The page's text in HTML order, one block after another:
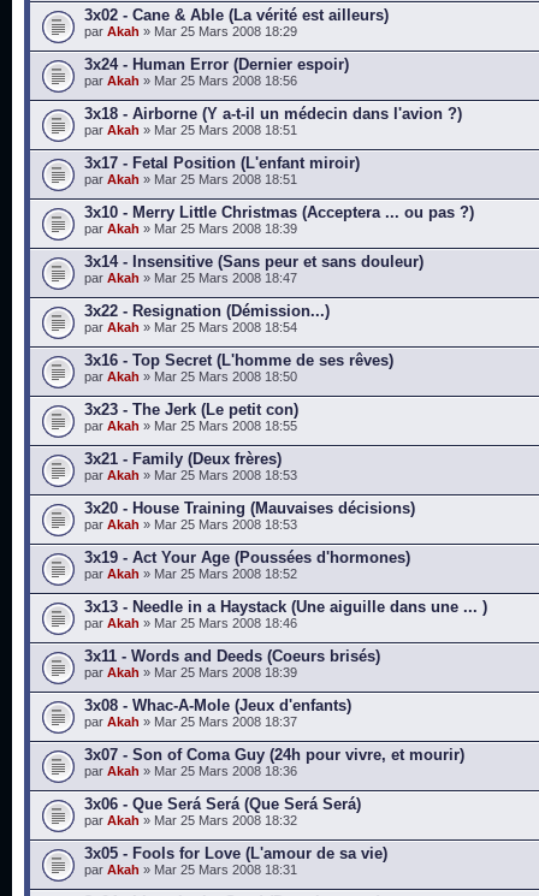
3x02 - Cane & Able (La vérité est ailleurs)
par Akah » Mar 25 Mars 2008 18:29
3x24 - Human Error (Dernier espoir)
par Akah » Mar 25 Mars 2008 18:56
3x18 - Airborne (Y a-t-il un médecin dans l'avion ?)
par Akah » Mar 25 Mars 2008 18:51
3x17 - Fetal Position (L'enfant miroir)
par Akah » Mar 25 Mars 2008 18:51
3x10 - Merry Little Christmas (Acceptera ... ou pas ?)
par Akah » Mar 25 Mars 2008 18:39
3x14 - Insensitive (Sans peur et sans douleur)
par Akah » Mar 25 Mars 2008 18:47
3x22 - Resignation (Démission...)
par Akah » Mar 25 Mars 2008 18:54
3x16 - Top Secret (L'homme de ses rêves)
par Akah » Mar 25 Mars 2008 18:50
3x23 - The Jerk (Le petit con)
par Akah » Mar 25 Mars 2008 18:55
3x21 - Family (Deux frères)
par Akah » Mar 25 Mars 2008 18:53
3x20 - House Training (Mauvaises décisions)
par Akah » Mar 25 Mars 2008 18:53
3x19 - Act Your Age (Poussées d'hormones)
par Akah » Mar 25 Mars 2008 18:52
3x13 - Needle in a Haystack (Une aiguille dans une ... )
par Akah » Mar 25 Mars 2008 18:46
3x11 - Words and Deeds (Coeurs brisés)
par Akah » Mar 25 Mars 2008 18:39
3x08 - Whac-A-Mole (Jeux d'enfants)
par Akah » Mar 25 Mars 2008 18:37
3x07 - Son of Coma Guy (24h pour vivre, et mourir)
par Akah » Mar 25 Mars 2008 18:36
3x06 - Que Será Será (Que Será Será)
par Akah » Mar 25 Mars 2008 18:32
3x05 - Fools for Love (L'amour de sa vie)
par Akah » Mar 25 Mars 2008 18:31